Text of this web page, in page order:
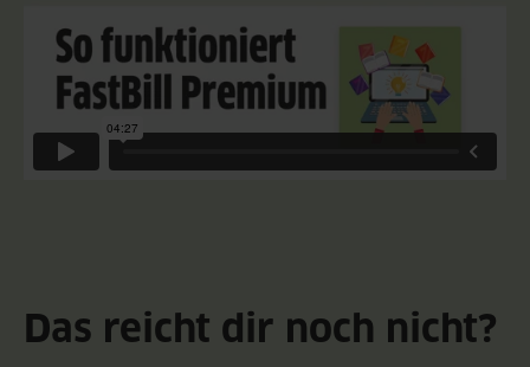
Das reicht dir noch nicht?